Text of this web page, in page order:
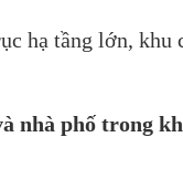
hạ tầng lớn, khu
nhà phố trong